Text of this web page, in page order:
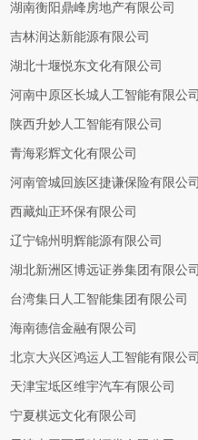
湖南衡阳鼎峰房地产有限公司
吉林润达新能源有限公司
湖北十堰悦东文化有限公司
河南中原区长城人工智能有限公司
陕西升妙人工智能有限公司
青海彩辉文化有限公司
河南管城回族区捷谦保险有限公司
西藏灿正环保有限公司
辽宁锦州明辉能源有限公司
湖北新洲区博远证券集团有限公司
台湾集日人工智能集团有限公司
海南德信金融有限公司
北京大兴区鸿运人工智能有限公司
天津宝坻区维宇汽车有限公司
宁夏棋远文化有限公司